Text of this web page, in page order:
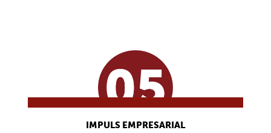
IMPULS EMPRESARIAL